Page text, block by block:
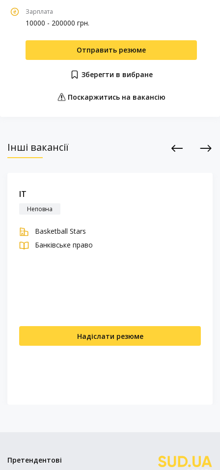
Зарплата
10000 - 200000 грн.
Отправить резюме
Зберегти в вибране
Поскаржитись на вакансію
Інші вакансії
IT
Неповна
Basketball Stars
Банківське право
Надіслати резюме
Претендентові